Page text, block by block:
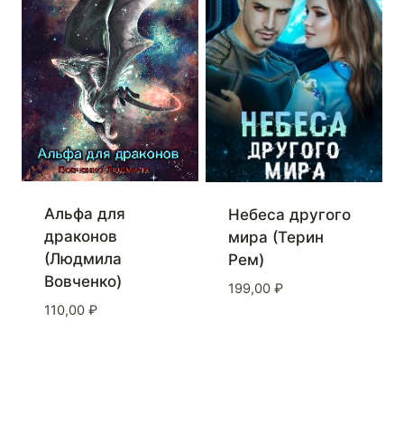
Альфа для
драконов
(Людмила
Вовченко)
110,00 ₽
Небеса другого
мира (Терин
Рем)
199,00 ₽